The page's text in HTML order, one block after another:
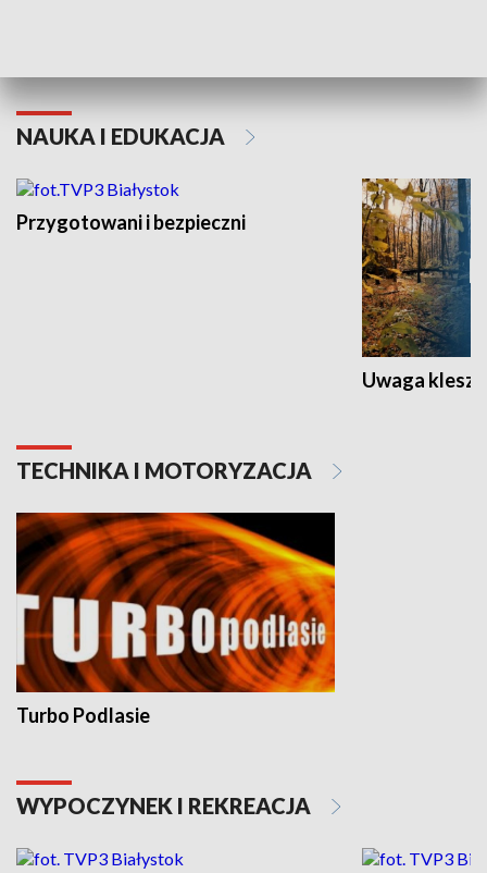
NAUKA I EDUKACJA
Przygotowani i bezpieczni
Uwaga
TECHNIKA I MOTORYZACJA
Turbo Podlasie
WYPOCZYNEK I REKREACJA